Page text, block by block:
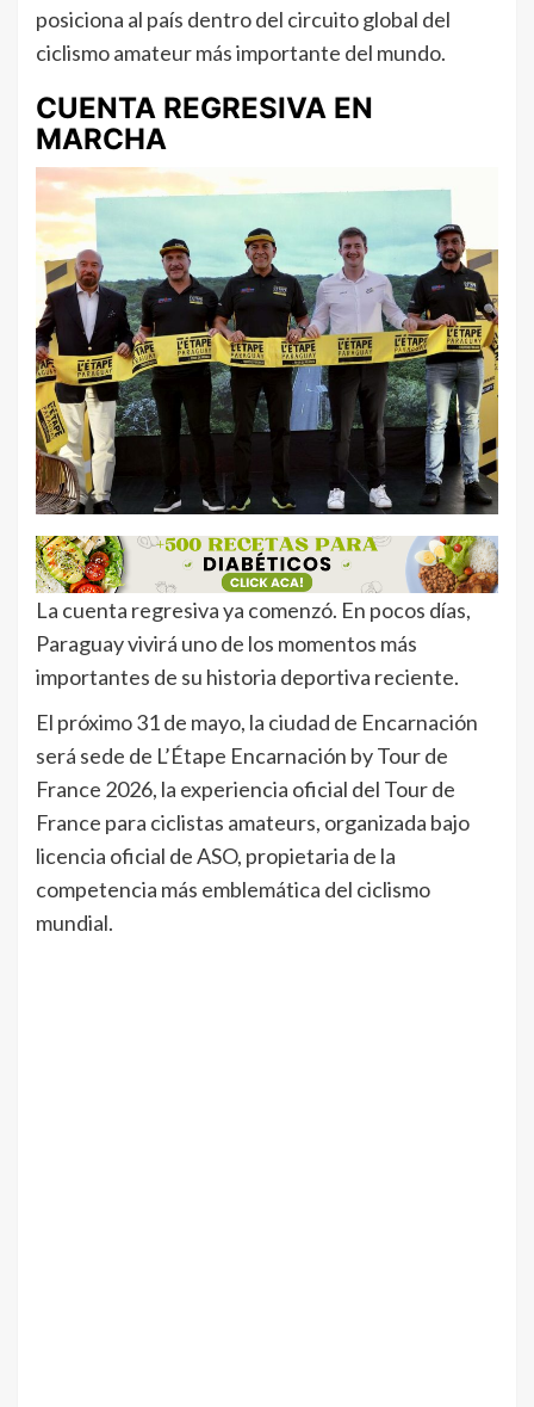
posiciona al país dentro del circuito global del
ciclismo amateur más importante del mundo.
CUENTA REGRESIVA EN
MARCHA
La cuenta regresiva ya comenzó. En pocos días,
Paraguay vivirá uno de los momentos más
importantes de su historia deportiva reciente.
El próximo 31 de mayo, la ciudad de Encarnación
será sede de L’Étape Encarnación by Tour de
France 2026, la experiencia oficial del Tour de
France para ciclistas amateurs, organizada bajo
licencia oficial de ASO, propietaria de la
competencia más emblemática del ciclismo
mundial.